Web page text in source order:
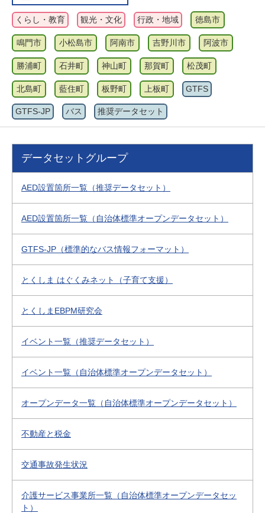
くらし・教育 観光・文化 行政・地域 徳島市
鳴門市 小松島市 阿南市 吉野川市 阿波市
勝浦町 石井町 神山町 那賀町 松茂町
北島町 藍住町 板野町 上板町 GTFS
GTFS-JP バス 推奨データセット
データセットグループ
AED設置箇所一覧（推奨データセット）
AED設置箇所一覧（自治体標準オープンデータセット）
GTFS-JP（標準的なバス情報フォーマット）
とくしま はぐくみネット（子育て支援）
とくしまEBPM研究会
イベント一覧（推奨データセット）
イベント一覧（自治体標準オープンデータセット）
オープンデータ一覧（自治体標準オープンデータセット）
不動産と税金
交通事故発生状況
介護サービス事業所一覧（自治体標準オープンデータセッ
ト）